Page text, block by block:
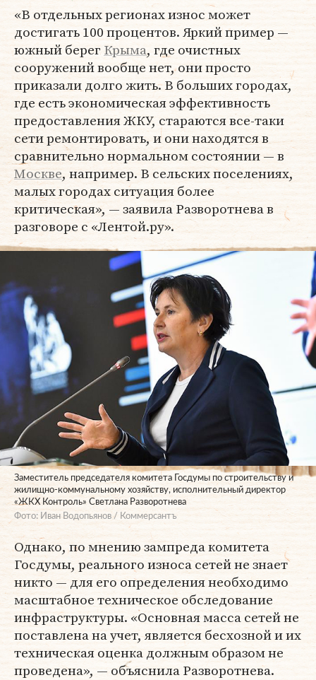
«В отдельных регионах износ может
достигать 100 процентов. Яркий пример —
южный берегКрыма, где очистных
сооружений вообще нет, они просто
приказали долго жить. В больших городах,
где есть экономическая эффективность
предоставления ЖКУ, стараются все-таки
сети ремонтировать, и они находятся в
сравнительно нормальном состоянии — в
Москве, например. В сельских поселениях,
малых городах ситуация более
критическая», — заявила Разворотнева в
разговоре с «Лентой.ру».
Заместитель председателя комитета Госдумы по строительству и
жилищно-коммунальному хозяйству, исполнительный директор
«ЖКХ Контроль» Светлана Разворотнева
Фото: Иван Водопьянов / Коммерсантъ
Однако, по мнению зампреда комитета
Госдумы, реального износа сетей не знает
никто — для его определения необходимо
масштабное техническое обследование
инфраструктуры. «Основная масса сетей не
поставлена на учет, является бесхозной и их
техническая оценка должным образом не
проведена», — объяснила Разворотнева.